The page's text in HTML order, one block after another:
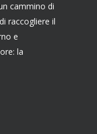
cammino di
raccogliere il
e
la